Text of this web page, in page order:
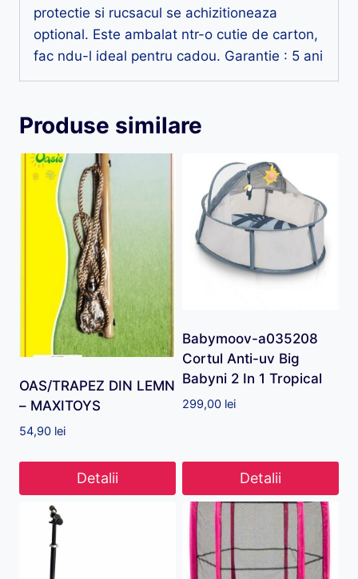
protectie si rucsacul se achizitioneaza
optional. Este ambalat ntr-o cutie de carton,
fac ndu-l ideal pentru cadou. Garantie : 5 ani
Produse similare
OAS/TRAPEZ DIN LEMN
– MAXITOYS
54,90 lei
Detalii
Babymoov-a035208
Cortul Anti-uv Big
Babyni 2 In 1 Tropical
299,00 lei
Detalii